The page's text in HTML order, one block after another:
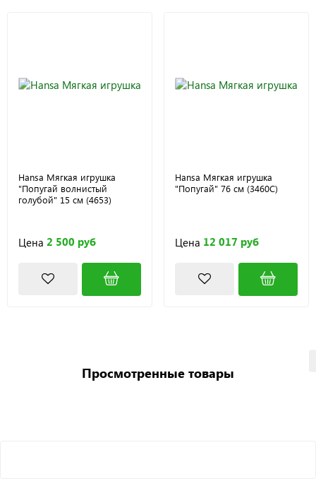
Hansa Мягкая игрушка
"Попугай волнистый
голубой" 15 см (4653)
Цена 2 500 руб
Hansa Мягкая игрушка
"Попугай" 76 см (3460С)
Цена 12 017 руб
Просмотренные товары